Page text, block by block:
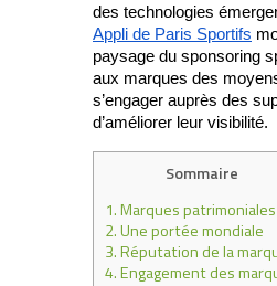
des technologies
Appli de Paris Sportifs
paysage du sponsoring
aux marques des
s’engager auprès des
d’améliorer leur visibilité.
Sommaire
1.Marques patrimoniales
2.Une portée mondiale
3.Réputation de la
4.Engagement des